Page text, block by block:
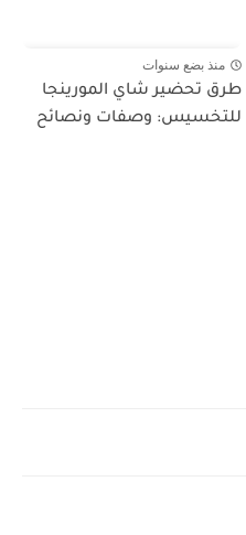
منذ بضع سنوات
طرق تحضير شاي المورينجا
للتخسيس: وصفات ونصائح